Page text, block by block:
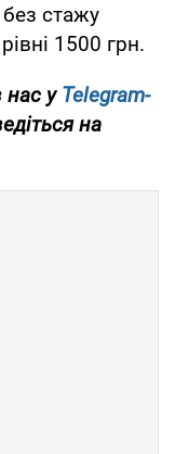
стажу
1500 грн.
нас уTelegram-
на